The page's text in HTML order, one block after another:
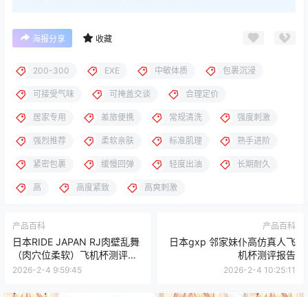
海报分享 收藏
200-300 EXE 中敏体质 包裹沉浸
可接受气味 可掩盖交谈 合理定价
居家专用 差旅便携 常规清洗 强度刺激
强烈推荐 柔软亲肤 标准肌理 熟手进阶
紧密包裹 缓慢回弹 轻度出油 长期耐久
高 高度紧致 高爽刺激
产品百科
日本RIDE JAPAN RJ肉壁乱舞
（肉穴位柔软）飞机杯测评报
告
2026-2-4 9:59:45
产品百科
日本gxp 邻家妹仆高仿真人飞
机杯测评报告
2026-2-4 10:25:11